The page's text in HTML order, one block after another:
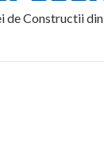
de Constructii din